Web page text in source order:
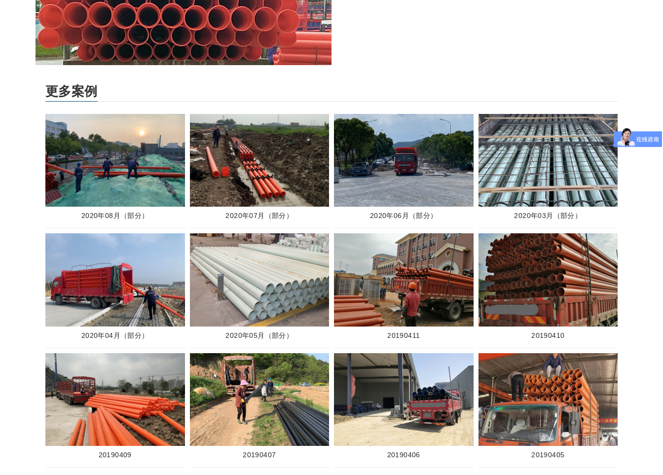
更多案例
2020年08月（部分） 2020年07月（部分） 2020年06月（部分） 2020年03月（部分）
2020年04月（部分） 2020年05月（部分） 20190411 20190410
20190409 20190407 20190406 20190405